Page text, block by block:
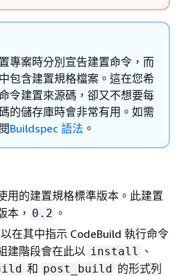
專案時分別宣告建置命令，而
包含建置規格檔案。這在您希
令建置來源碼，卻又不想要每
的儲存庫時會非常有用。如需
Buildspec 語法 。
用的建置規格標準版本。此建置
本， 0.2 。
在其中指示 CodeBuild 執行命令
建階段會在此以 install 、
和 post_build 的形式列